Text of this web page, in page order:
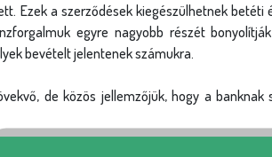
Ezek a szerződések kiegészülhetnek
egyre nagyobb részét
bevételt jelentenek számukra.
de közös jellemzőjük, hogy a